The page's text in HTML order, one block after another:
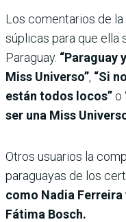
Los comentarios de
súplicas para que ella
Paraguay. “Paraguay
Miss Universo”, “Si
están todos locos” o
ser una Miss
Otros usuarios la
paraguayas de los
como Nadia
Fátima Bosch.